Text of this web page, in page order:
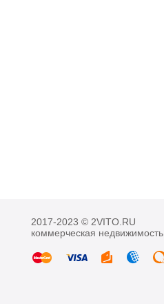
2017-2023 © 2VITO.RU
коммерческая недвижимость